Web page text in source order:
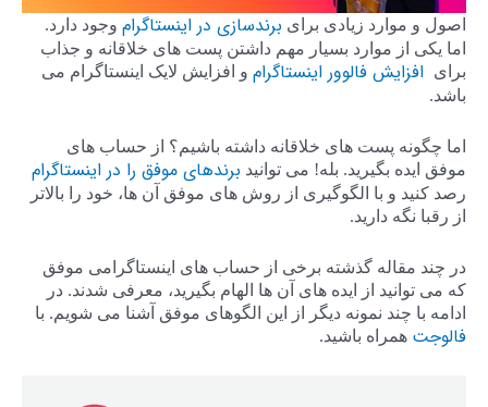
اصول و موارد زیادی برای برندسازی در اینستاگرام وجود دارد.
اما یکی از موارد بسیار مهم داشتن پست های خلاقانه و جذاب
برای افزایش فالوور اینستاگرام و افزایش لایک اینستاگرام می
باشد.
اما چگونه پست های خلاقانه داشته باشیم؟ از حساب های
موفق ایده بگیرید. بله! می توانید برندهای موفق را در اینستاگرام
رصد کنید و با الگوگیری از روش های موفق آن ها، خود را بالاتر
از رقبا نگه دارید.
در چند مقاله گذشته برخی از حساب های اینستاگرامی موفق
که می توانید از ایده های آن ها الهام بگیرید، معرفی شدند. در
ادامه با چند نمونه دیگر از این الگوهای موفق آشنا می شویم. با
فالوجت همراه باشید.